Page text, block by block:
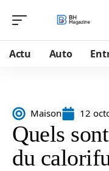
Actu Auto
Maison 12
Quels
du